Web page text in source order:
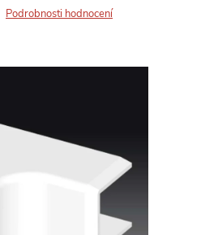
Podrobnosti hodnocení